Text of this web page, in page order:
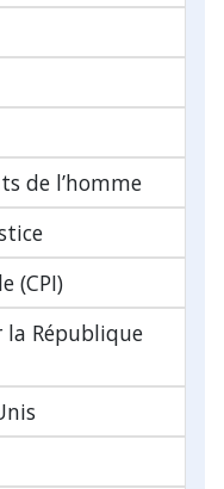
de l’homme
(CPI)
la République